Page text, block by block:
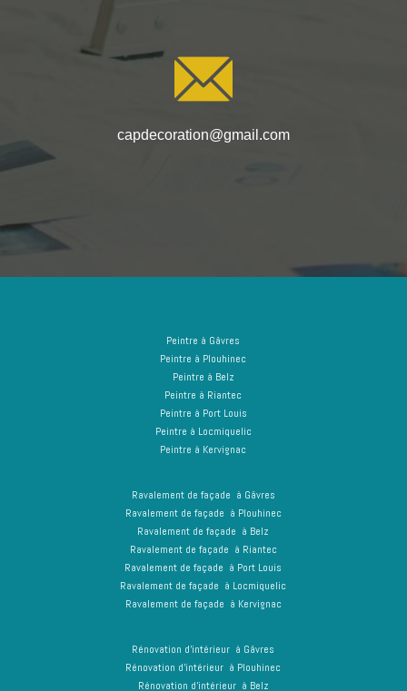
capdecoration@gmail.com
Peintre à Gâvres
Peintre à Plouhinec
Peintre à Belz
Peintre à Riantec
Peintre à Port Louis
Peintre à Locmiquelic
Peintre à Kervignac
Ravalement de façade à Gâvres
Ravalement de façade à Plouhinec
Ravalement de façade à Belz
Ravalement de façade à Riantec
Ravalement de façade à Port Louis
Ravalement de façade à Locmiquelic
Ravalement de façade à Kervignac
Rénovation d’intérieur à Gâvres
Rénovation d’intérieur à Plouhinec
Rénovation d’intérieur à Belz